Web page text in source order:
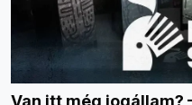
Van itt még jogállam?